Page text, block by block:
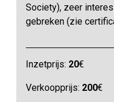
Society), zeer
gebreken (zie
Inzetprijs: 20€
Verkoopprijs: 200€